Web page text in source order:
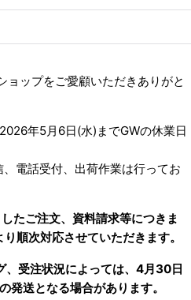
ョップをご愛顧いただきありがと
年5月6日(水)までGWの休業日
電話受付、出荷作業は行ってお
たご注文、資料請求等につきま
順次対応させていただきます。
受注状況によっては、4月30日
発送となる場合があります。